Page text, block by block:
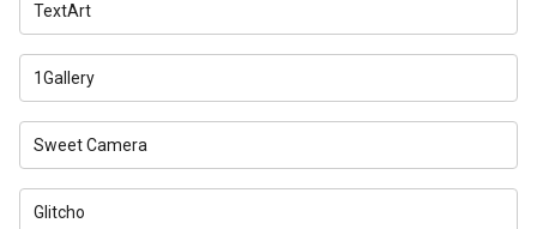
TextArt
1Gallery
Sweet Camera
Glitcho